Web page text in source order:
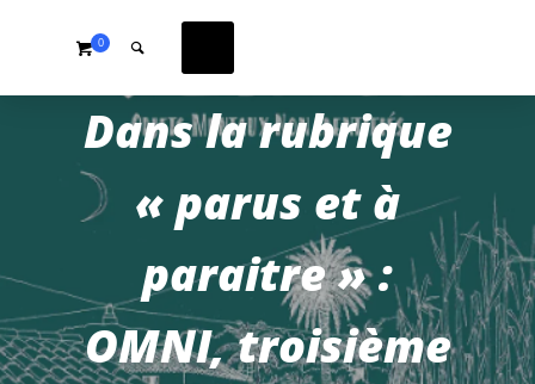
0
Dans la rubrique
« parus et à
paraitre » :
OMNI, troisième